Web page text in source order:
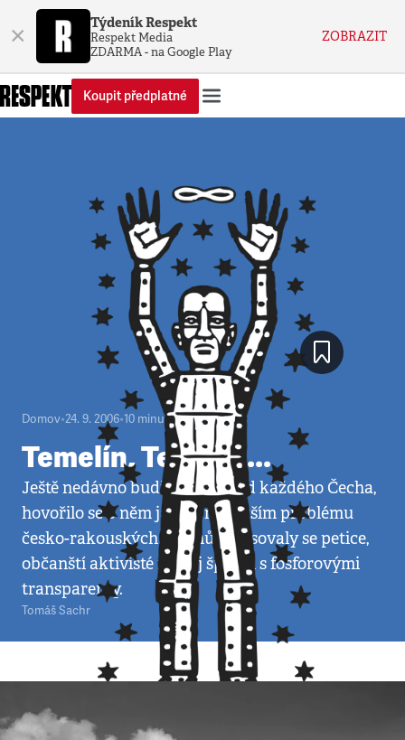
× Týdeník Respekt
Respekt Media
ZDARMA - na Google Play
ZOBRAZIT
Koupit předplatné
Domov•24. 9. 2006•10 minut
Temelín, Temelín...
Ještě nedávno budil vášně snad každého Čecha,
hovořilo se o něm jako o největším problému
česko-rakouských vztahů, sepisovaly se petice,
občanští aktivisté na něj šplhali s fosforovými
transparenty.
Tomáš Sachr